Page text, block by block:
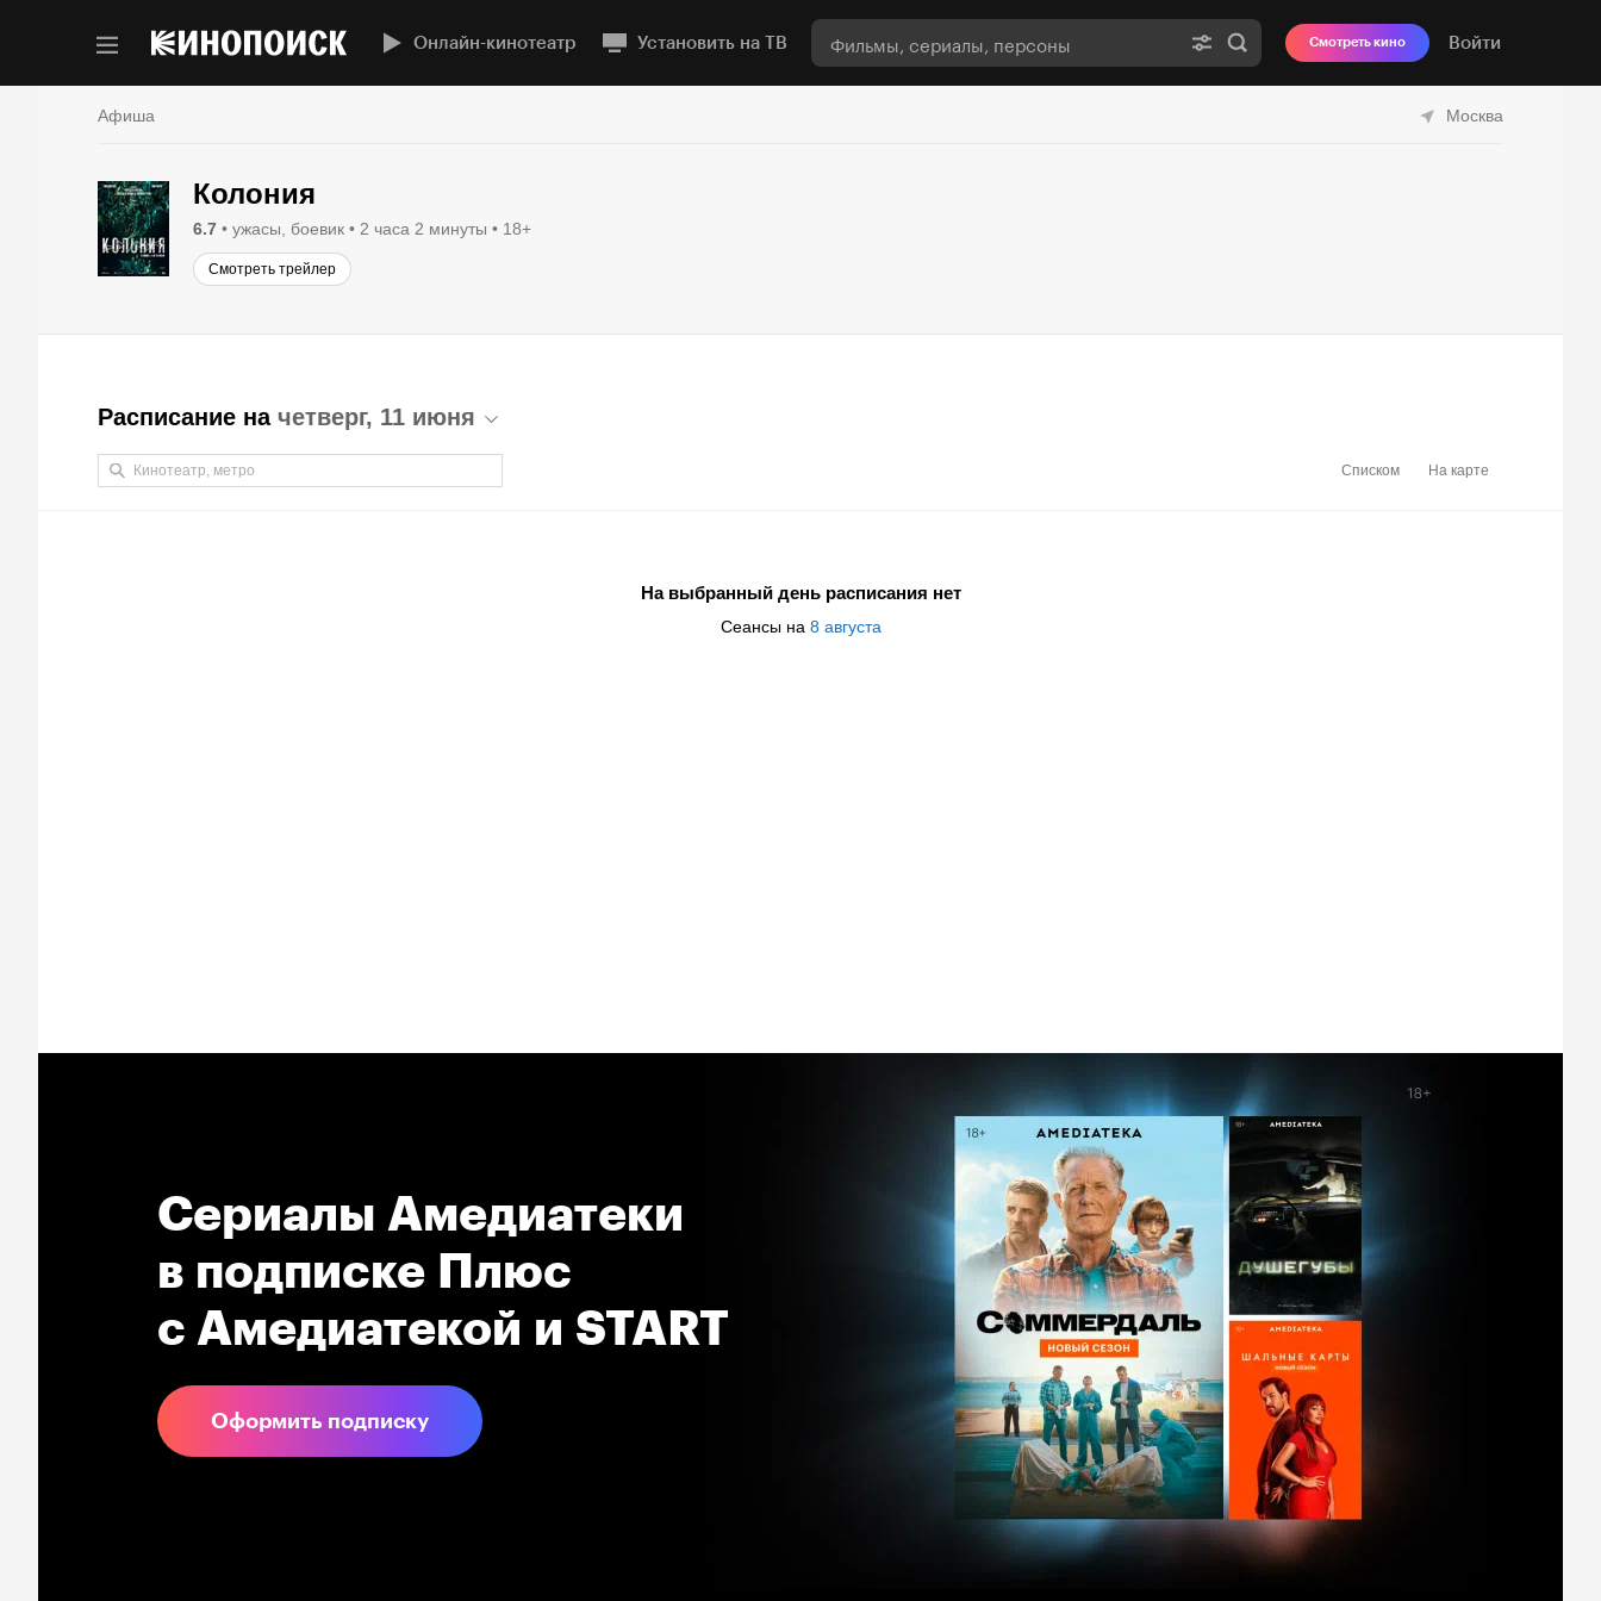
Онлайн-кинотеатр Установить на ТВ Смотреть кино Войти
Афиша Москва
Колония
6.7 ужасы, боевик 2 часа 2 минуты 18+
Смотреть трейлер
Расписание на четверг, 11 июня
Списком На карте
На выбранный день расписания нет
Сеансы на 8 августа
Сериалы Амедиатеки
в подпиcке Плюс
с Амедиатекой и START
Оформить подписку